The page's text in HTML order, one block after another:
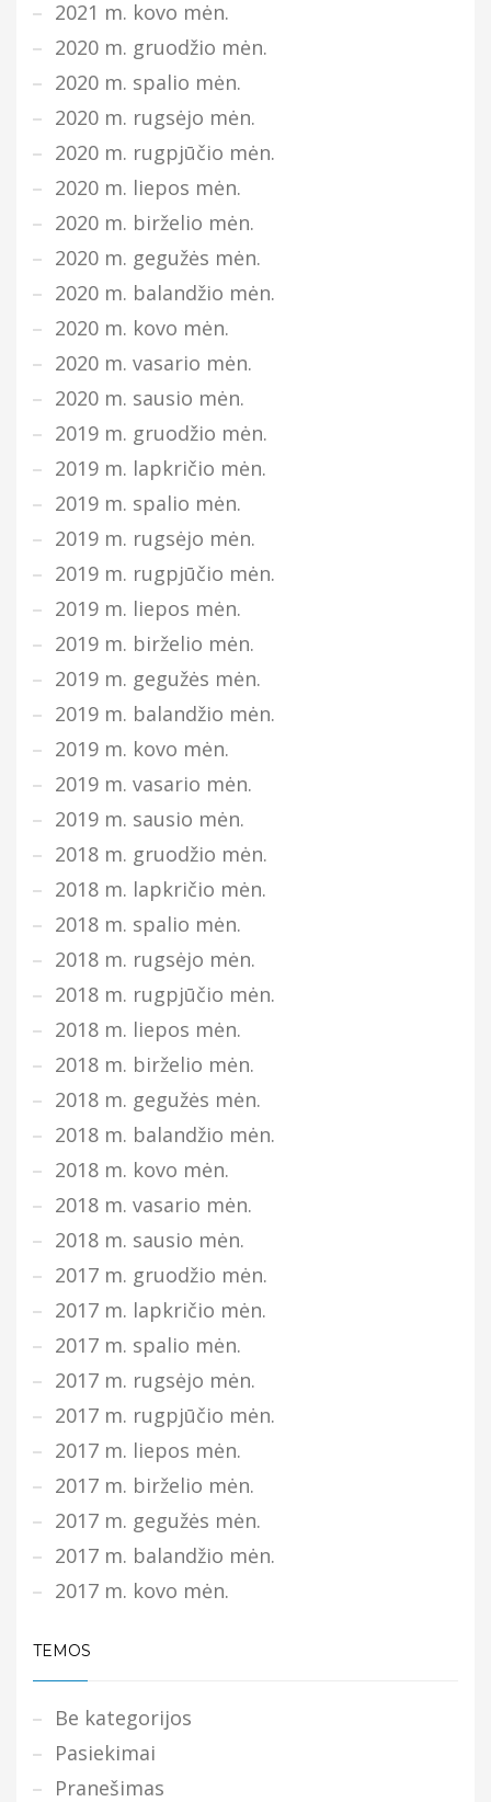
2021 m. kovo mėn.
2020 m. gruodžio mėn.
2020 m. spalio mėn.
2020 m. rugsėjo mėn.
2020 m. rugpjūčio mėn.
2020 m. liepos mėn.
2020 m. birželio mėn.
2020 m. gegužės mėn.
2020 m. balandžio mėn.
2020 m. kovo mėn.
2020 m. vasario mėn.
2020 m. sausio mėn.
2019 m. gruodžio mėn.
2019 m. lapkričio mėn.
2019 m. spalio mėn.
2019 m. rugsėjo mėn.
2019 m. rugpjūčio mėn.
2019 m. liepos mėn.
2019 m. birželio mėn.
2019 m. gegužės mėn.
2019 m. balandžio mėn.
2019 m. kovo mėn.
2019 m. vasario mėn.
2019 m. sausio mėn.
2018 m. gruodžio mėn.
2018 m. lapkričio mėn.
2018 m. spalio mėn.
2018 m. rugsėjo mėn.
2018 m. rugpjūčio mėn.
2018 m. liepos mėn.
2018 m. birželio mėn.
2018 m. gegužės mėn.
2018 m. balandžio mėn.
2018 m. kovo mėn.
2018 m. vasario mėn.
2018 m. sausio mėn.
2017 m. gruodžio mėn.
2017 m. lapkričio mėn.
2017 m. spalio mėn.
2017 m. rugsėjo mėn.
2017 m. rugpjūčio mėn.
2017 m. liepos mėn.
2017 m. birželio mėn.
2017 m. gegužės mėn.
2017 m. balandžio mėn.
2017 m. kovo mėn.
TEMOS
Be kategorijos
Pasiekimai
Pranešimas